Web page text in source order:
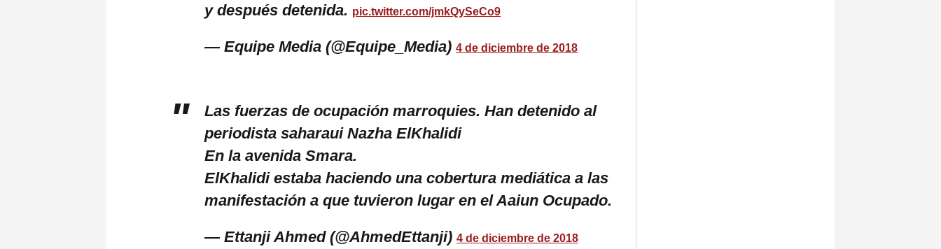
y después detenida. pic.twitter.com/jmkQySeCo9
— Equipe Media (@Equipe_Media) 4 de diciembre de 2018
Las fuerzas de ocupación marroquies. Han detenido al
periodista saharaui Nazha ElKhalidi
En la avenida Smara.
ElKhalidi estaba haciendo una cobertura mediática a las
manifestación a que tuvieron lugar en el Aaiun Ocupado.
— Ettanji Ahmed (@AhmedEttanji) 4 de diciembre de 2018